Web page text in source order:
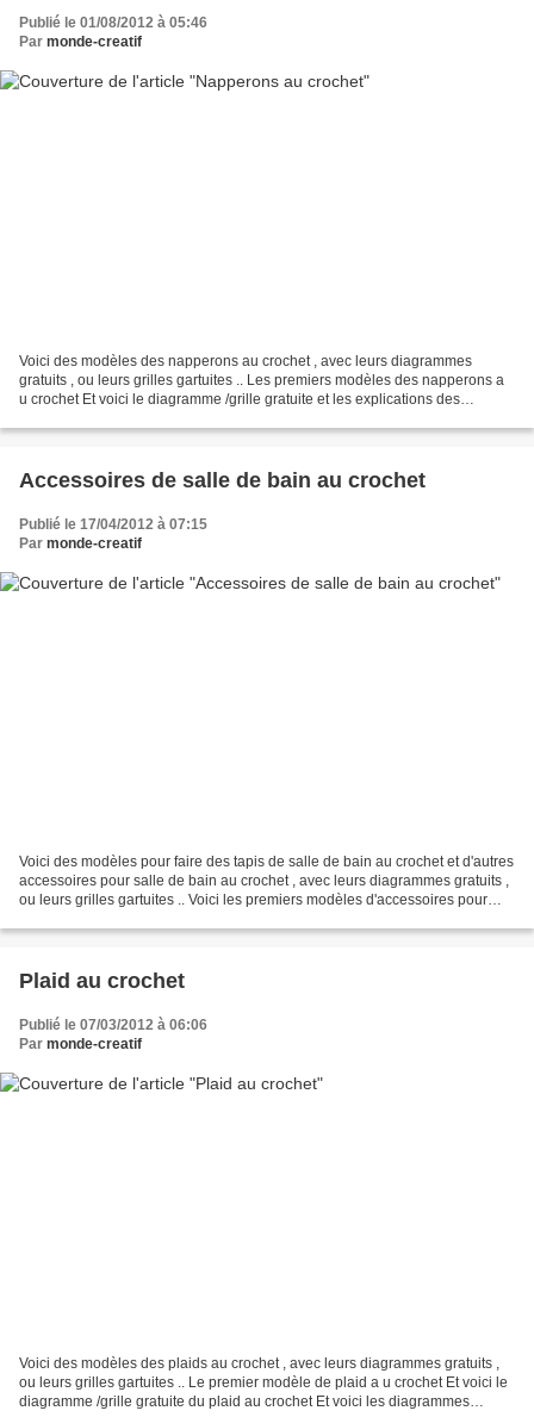
Publié le 01/08/2012 à 05:46
Par monde-creatif
Voici des modèles des napperons au crochet , avec leurs diagrammes
gratuits , ou leurs grilles gartuites .. Les premiers modèles des napperons a
u crochet Et voici le diagramme /grille gratuite et les explications des
Accessoires de salle de bain au crochet
Publié le 17/04/2012 à 07:15
Par monde-creatif
Voici des modèles pour faire des tapis de salle de bain au crochet et d'autres
accessoires pour salle de bain au crochet , avec leurs diagrammes gratuits ,
ou leurs grilles gartuites .. Voici les premiers modèles d'accessoires pour
Plaid au crochet
Publié le 07/03/2012 à 06:06
Par monde-creatif
Voici des modèles des plaids au crochet , avec leurs diagrammes gratuits ,
ou leurs grilles gartuites .. Le premier modèle de plaid a u crochet Et voici le
diagramme /grille gratuite du plaid au crochet Et voici les diagrammes